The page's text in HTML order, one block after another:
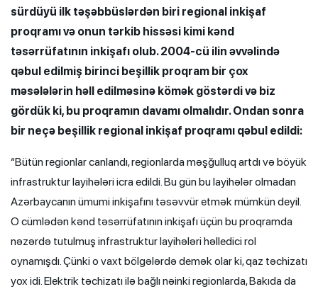
sürdüyü ilk təşəbbüslərdən biri regional inkişaf
proqramı və onun tərkib hissəsi kimi kənd
təsərrüfatının inkişafı olub. 2004-cü ilin əvvəlində
qəbul edilmiş birinci beşillik proqram bir çox
məsələlərin həll edilməsinə kömək göstərdi və biz
gördük ki, bu proqramın davamı olmalıdır. Ondan sonra
bir neçə beşillik regional inkişaf proqramı qəbul edildi:
“Bütün regionlar canlandı, regionlarda məşğulluq artdı və böyük
infrastruktur layihələri icra edildi. Bu gün bu layihələr olmadan
Azərbaycanın ümumi inkişafını təsəvvür etmək mümkün deyil.
O cümlədən kənd təsərrüfatının inkişafı üçün bu proqramda
nəzərdə tutulmuş infrastruktur layihələri həlledici rol
oynamışdı. Çünki o vaxt bölgələrdə demək olar ki, qaz təchizatı
yox idi. Elektrik təchizatı ilə bağlı nəinki regionlarda, Bakıda da